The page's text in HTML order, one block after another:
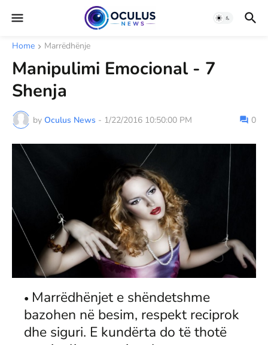
Home Marrëdhënje
Manipulimi Emocional - 7
Shenja
by Oculus News - 1/22/2016 10:50:00 PM 0
Marrëdhënjet e shëndetshme
bazohen në besim, respekt reciprok
dhe siguri. E kundërta do të thotë